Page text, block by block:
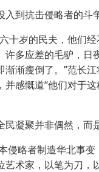
到抗击侵略者的斗争
岁的民夫，他们经
多应差的毛驴，日
渐渐瘦倒了。”范长
感慨道“他们对于这
凝聚并非偶然，而是
略者制造华北事变
艺术家，以笔为刀，